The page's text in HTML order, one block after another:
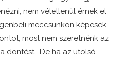
nem véletlenül érnek el
meccsünkön képesek
most nem szeretnénk az
döntést… De ha az utolsó